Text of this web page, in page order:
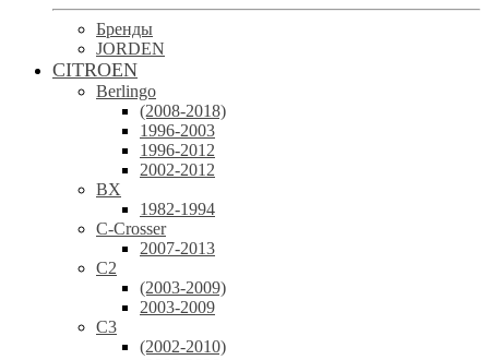
Бренды
JORDEN
CITROEN
Berlingo
(2008-2018)
1996-2003
1996-2012
2002-2012
BX
1982-1994
C-Crosser
2007-2013
C2
(2003-2009)
2003-2009
C3
(2002-2010)